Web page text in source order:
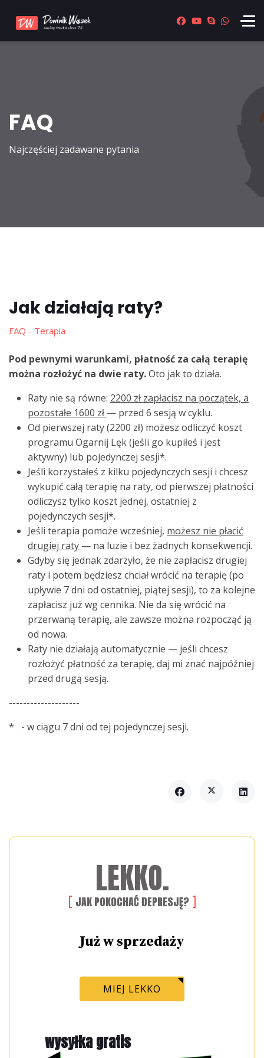
FAQ
Najczęściej zadawane pytania
Jak działają raty?
FAQ - Terapia
Pod pewnymi warunkami, płatność za całą terapię
można rozłożyć na dwie raty.Oto jak to działa.
Raty nie są równe: 2200 zł zapłacisz na początek, a
pozostałe 1600 zł — przed 6 sesją w cyklu.
Od pierwszej raty (2200 zł) możesz odliczyć koszt
programu Ogarnij Lęk (jeśli go kupiłeś i jest
aktywny) lub pojedynczej sesji*.
Jeśli korzystałeś z kilku pojedynczych sesji i chcesz
wykupić całą terapię na raty, od pierwszej płatności
odliczysz tylko koszt jednej, ostatniej z
pojedynczych sesji*.
Jeśli terapia pomoże wcześniej, możesz nie płacić
drugiej raty — na luzie i bez żadnych konsekwencji.
Gdyby się jednak zdarzyło, że nie zapłacisz drugiej
raty i potem będziesz chciał wrócić na terapię (po
upływie 7 dni od ostatniej, piątej sesji), to za kolejne
zapłacisz już wg cennika. Nie da się wrócić na
przerwaną terapię, ale zawsze można rozpocząć ją
od nowa.
Raty nie działają automatycznie — jeśli chcesz
rozłożyć płatność za terapię, daj mi znać najpóźniej
przed drugą sesją.
--------------------
* - w ciągu 7 dni od tej pojedynczej sesji.
LEKKO.
JAK POKOCHAĆ DEPRESJĘ?
Już w sprzedaży
MIEJ LEKKO
wysyłka gratis